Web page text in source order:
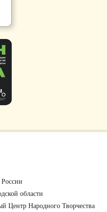
России
области
Центр Народного Творчества